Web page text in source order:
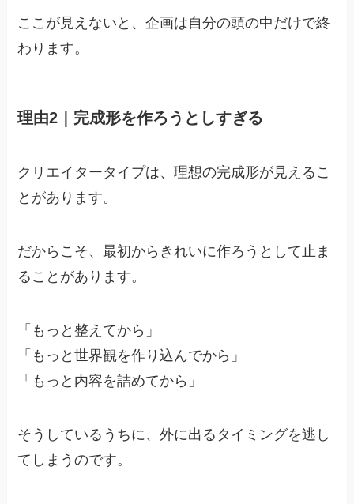
ここが見えないと、企画は自分の頭の中だけで終
わります。
理由2｜完成形を作ろうとしすぎる
クリエイタータイプは、理想の完成形が見えるこ
とがあります。
だからこそ、最初からきれいに作ろうとして止ま
ることがあります。
「もっと整えてから」
「もっと世界観を作り込んでから」
「もっと内容を詰めてから」
そうしているうちに、外に出るタイミングを逃し
てしまうのです。